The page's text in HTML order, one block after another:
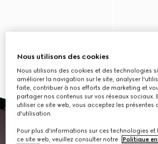
Nous utilisons des cookies
Nous utilisons des cookies et des technologies
améliorer la navigation sur le site, analyser
faite, contribuer à nos efforts de marketing et
partager nos contenus sur vos réseaux sociaux.
utiliser ce site web, vous acceptez les présentes
d'utilisation.
Pour plus d'informations sur ces technologies et
ce site web, veuillez consulter notre
Politique